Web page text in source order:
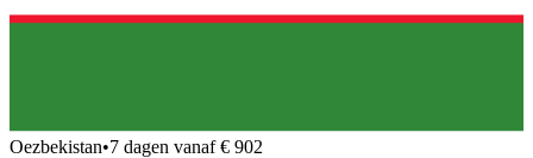
Oezbekistan•7 dagen vanaf € 902